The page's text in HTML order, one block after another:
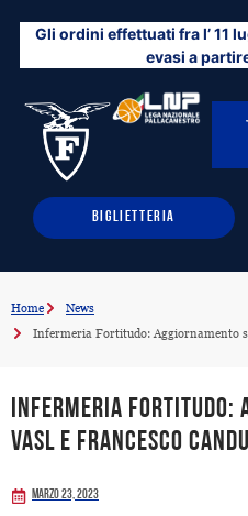
contenuto
Gli ordini effettuati fra l’ 11
evasi a
BIGLIETTERIA
Home
News
Infermeria Fortitudo: Aggiornamento
Infermeria Fortitudo:
Vasl e Francesco
Marzo 23, 2023